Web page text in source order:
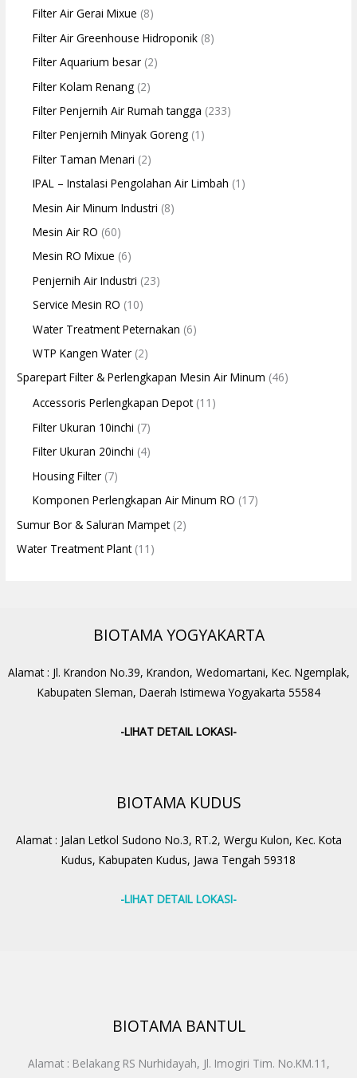
Filter Air Gerai Mixue (8)
Filter Air Greenhouse Hidroponik (8)
Filter Aquarium besar (2)
Filter Kolam Renang (2)
Filter Penjernih Air Rumah tangga (233)
Filter Penjernih Minyak Goreng (1)
Filter Taman Menari (2)
IPAL – Instalasi Pengolahan Air Limbah (1)
Mesin Air Minum Industri (8)
Mesin Air RO (60)
Mesin RO Mixue (6)
Penjernih Air Industri (23)
Service Mesin RO (10)
Water Treatment Peternakan (6)
WTP Kangen Water (2)
Sparepart Filter & Perlengkapan Mesin Air Minum (46)
Accessoris Perlengkapan Depot(11)
Filter Ukuran 10inchi (7)
Filter Ukuran 20inchi (4)
Housing Filter (7)
Komponen Perlengkapan Air Minum RO (17)
Sumur Bor & Saluran Mampet(2)
Water Treatment Plant(11)
BIOTAMA YOGYAKARTA
Alamat : Jl. Krandon No.39, Krandon, Wedomartani, Kec. Ngemplak,
Kabupaten Sleman, Daerah Istimewa Yogyakarta 55584
-LIHAT DETAIL LOKASI-
BIOTAMA KUDUS
Alamat : Jalan Letkol Sudono No.3, RT.2, Wergu Kulon, Kec. Kota
Kudus, Kabupaten Kudus, Jawa Tengah 59318
-LIHAT DETAIL LOKASI-
BIOTAMA BANTUL
Alamat : Belakang RS Nurhidayah, Jl. Imogiri Tim. No.KM.11,